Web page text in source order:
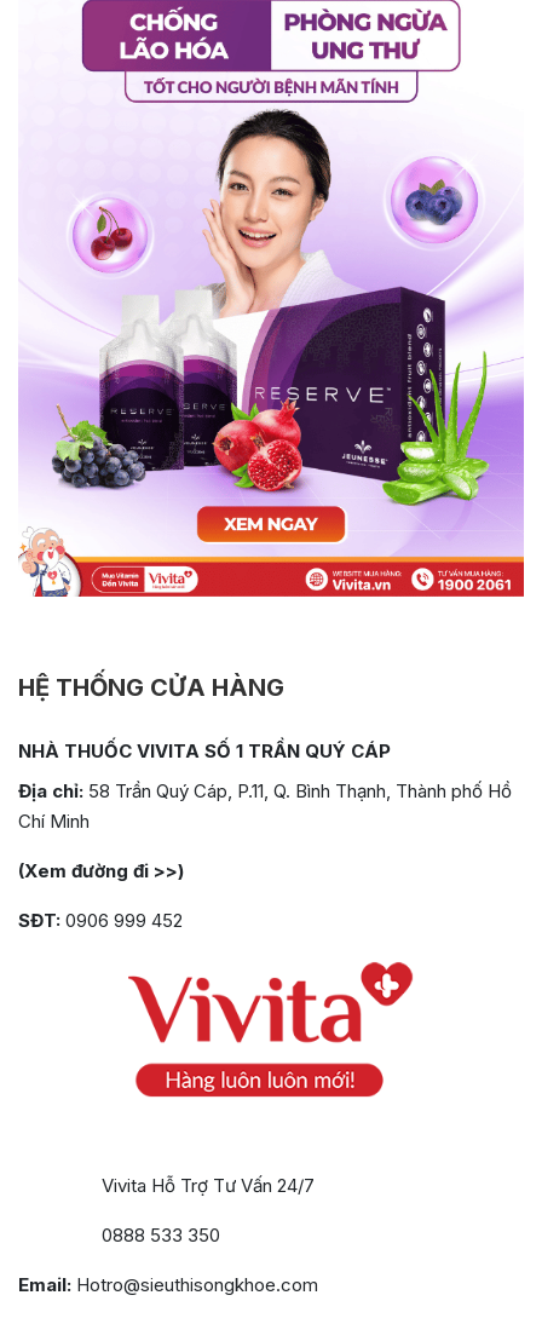
HỆ THỐNG CỬA HÀNG
NHÀ THUỐC VIVITA SỐ 1 TRẦN QUÝ CÁP
Địa chỉ: 58 Trần Quý Cáp, P.11, Q. Bình Thạnh, Thành phố Hồ
Chí Minh
(Xem đường đi >>)
SĐT: 0906 999 452
Vivita Hỗ Trợ Tư Vấn 24/7
0888 533 350
Email: Hotro@sieuthisongkhoe.com